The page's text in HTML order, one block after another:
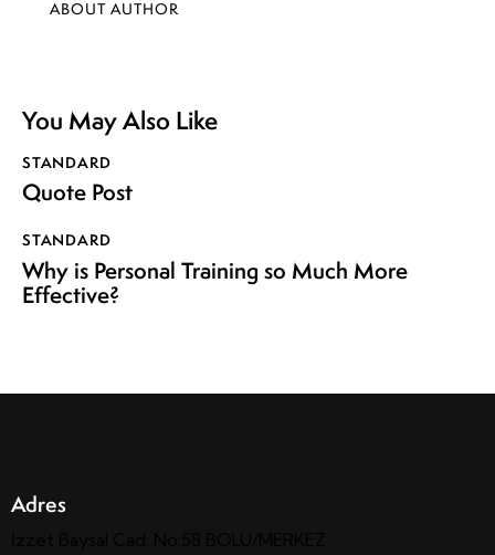
ABOUT AUTHOR
You May Also Like
STANDARD
Quote Post
STANDARD
Why is Personal Training so Much More
Effective?
Adres